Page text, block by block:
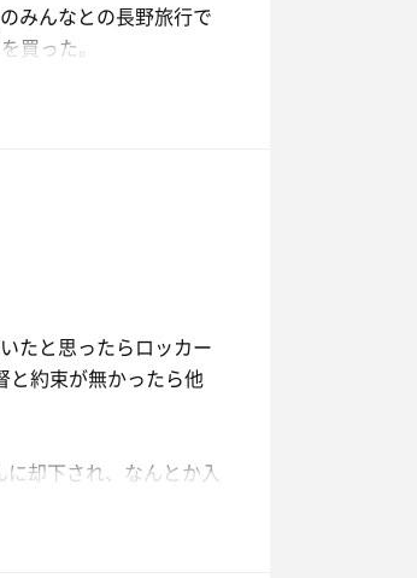
みんなとの長野旅行で
買った。
しく入れなかったが、
ていたので私もとても
種類くらいあって、
とっても美味しかった
ル2をいっき見してい
たと思ったらロッカー
と約束が無かったら他
却下され、なんとか入